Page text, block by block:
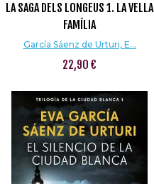
LA SAGA DELS LONGEUS 1. LA VELLA
FAMÍLIA
García Sáenz de Urturi, E...
22,90 €